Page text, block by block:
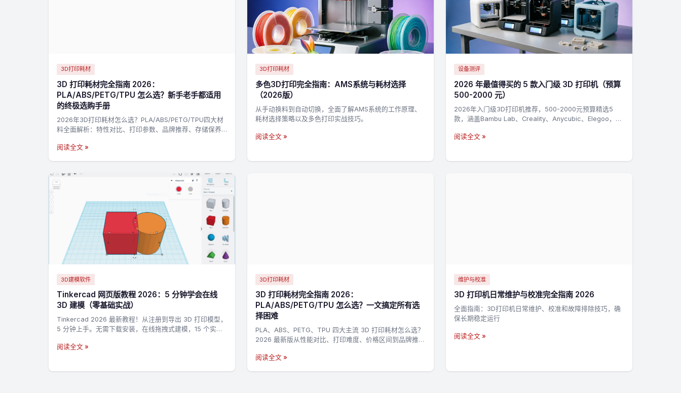
3D打印耗材
3D 打印耗材完全指南 2026：
PLA/ABS/PETG/TPU 怎么选？新手老手都适用
的终极选购手册
2026年3D打印耗材怎么选？PLA/ABS/PETG/TPU四大材
料全面解析：特性对比、打印参数、品牌推荐、存储保养
阅读全文 »
3D打印耗材
多色3D打印完全指南：AMS系统与耗材选择
（2026版）
从手动换料到自动切换，全面了解AMS系统的工作原理、
耗材选择策略以及多色打印实战技巧。
阅读全文 »
设备测评
2026 年最值得买的 5 款入门级 3D 打印机（预算
500-2000 元）
2026年入门级3D打印机推荐，500-2000元预算精选5
款，涵盖Bambu Lab、Creality、Anycubic、Elegoo，新
阅读全文 »
3D建模软件
Tinkercad 网页版教程 2026：5 分钟学会在线
3D 建模（零基础实战）
Tinkercad 2026 最新教程！从注册到导出 3D 打印模型，
5 分钟上手。无需下载安装，在线拖拽式建模，15 个实战
型。
阅读全文 »
3D打印耗材
3D 打印耗材完全指南 2026：
PLA/ABS/PETG/TPU 怎么选？一文搞定所有选
择困难
PLA、ABS、PETG、TPU 四大主流 3D 打印耗材怎么选？
2026 最新版从性能对比、打印难度、价格区间到品牌推
阅读全文 »
维护与校准
3D 打印机日常维护与校准完全指南 2026
全面指南：3D打印机日常维护、校准和故障排除技巧，确
保长期稳定运行
阅读全文 »